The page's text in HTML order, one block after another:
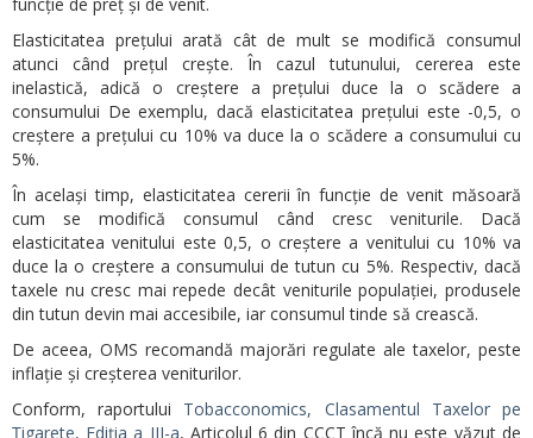
Elasticitatea prețului arată cât de mult se modifică consumul
atunci când prețul crește. În cazul tutunului, cererea este
inelastică, adică o creștere a prețului duce la o scădere a
consumului De exemplu, dacă elasticitatea prețului este -0,5, o
creștere a prețului cu 10% va duce la o scădere a consumului cu
5%.
În același timp, elasticitatea cererii în funcție de venit măsoară
cum se modifică consumul când cresc veniturile. Dacă
elasticitatea venitului este 0,5, o creștere a venitului cu 10% va
duce la o creștere a consumului de tutun cu 5%. Respectiv, dacă
taxele nu cresc mai repede decât veniturile populației, produsele
din tutun devin mai accesibile, iar consumul tinde să crească.
De aceea, OMS recomandă majorări regulate ale taxelor, peste
inflație și creșterea veniturilor.
Conform, raportului Tobacconomics, Clasamentul Taxelor pe
Țigarete, Ediția a III-a, Articolul 6 din CCCT încă nu este văzut de